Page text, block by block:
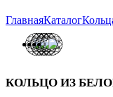
ГлавнаяКаталог
КОЛЬЦО ИЗ